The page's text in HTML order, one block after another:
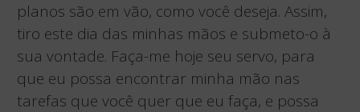
planos são em vão, como você deseja. Assim,
tiro este dia das minhas mãos e submeto-o à
sua vontade. Faça-me hoje seu servo, para
que eu possa encontrar minha mão nas
tarefas que você quer que eu faça, e possa